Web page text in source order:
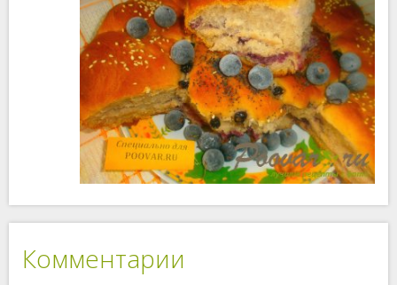
Комментарии